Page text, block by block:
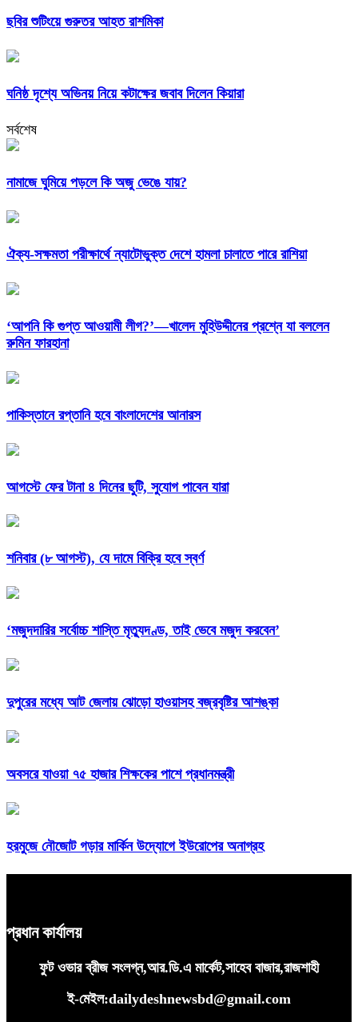
ছবির শুটিংয়ে গুরুতর আহত রাশমিকা
ঘনিষ্ঠ দৃশ্যে অভিনয় নিয়ে কটাক্ষের জবাব দিলেন কিয়ারা
সর্বশেষ
নামাজে ঘুমিয়ে পড়লে কি অজু ভেঙে যায়?
ঐক্য-সক্ষমতা পরীক্ষার্থে ন্যাটোভুক্ত দেশে হামলা চালাতে পারে রাশিয়া
‘আপনি কি গুপ্ত আওয়ামী লীগ?’—খালেদ মুহিউদ্দীনের প্রশ্নে যা বললেন
রুমিন ফারহানা
পাকিস্তানে রপ্তানি হবে বাংলাদেশের আনারস
আগস্টে ফের টানা ৪ দিনের ছুটি, সুযোগ পাবেন যারা
শনিবার (৮ আগস্ট), যে দামে বিক্রি হবে স্বর্ণ
‘মজুদদারির সর্বোচ্চ শাস্তি মৃত্যুদণ্ড, তাই ভেবে মজুদ করবেন’
দুপুরের মধ্যে আট জেলায় ঝোড়ো হাওয়াসহ বজ্রবৃষ্টির আশঙ্কা
অবসরে যাওয়া ৭৫ হাজার শিক্ষকের পাশে প্রধানমন্ত্রী
হরমুজে নৌজোট গড়ার মার্কিন উদ্যোগে ইউরোপের অনাগ্রহ
প্রধান কার্যালয়
ফুট ওভার ব্রীজ সংলগ্ন,আর.ডি.এ মার্কেট,সাহেব বাজার,রাজশাহী
ই-মেইল:dailydeshnewsbd@gmail.com